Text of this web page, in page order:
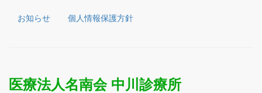
お知らせ 個人情報保護方針
医療法人名南会 中川診療所